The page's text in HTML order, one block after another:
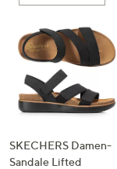
SKECHERS Damen-
Sandale Lifted